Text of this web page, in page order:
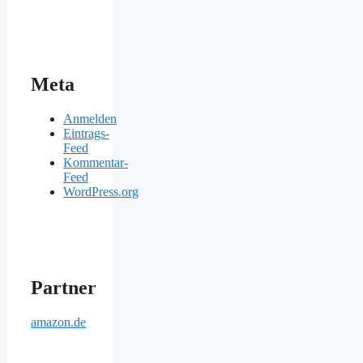
Meta
Anmelden
Eintrags-
Feed
Kommentar-
Feed
WordPress.org
Partner
amazon.de